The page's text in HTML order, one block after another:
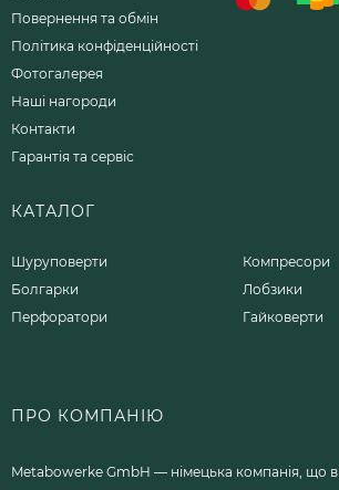
Повернення та обмін
Політика конфіденційності
Фотогалерея
Наші нагороди
Контакти
Гарантія та сервіс
КАТАЛОГ
Шуруповерти
Болгарки
Перфоратори
Компресори
Лобзики
Гайковерти
ПРО КОМПАНІЮ
Metabowerke GmbH — німецька компанія, що